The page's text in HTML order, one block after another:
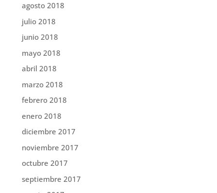
agosto 2018
julio 2018
junio 2018
mayo 2018
abril 2018
marzo 2018
febrero 2018
enero 2018
diciembre 2017
noviembre 2017
octubre 2017
septiembre 2017